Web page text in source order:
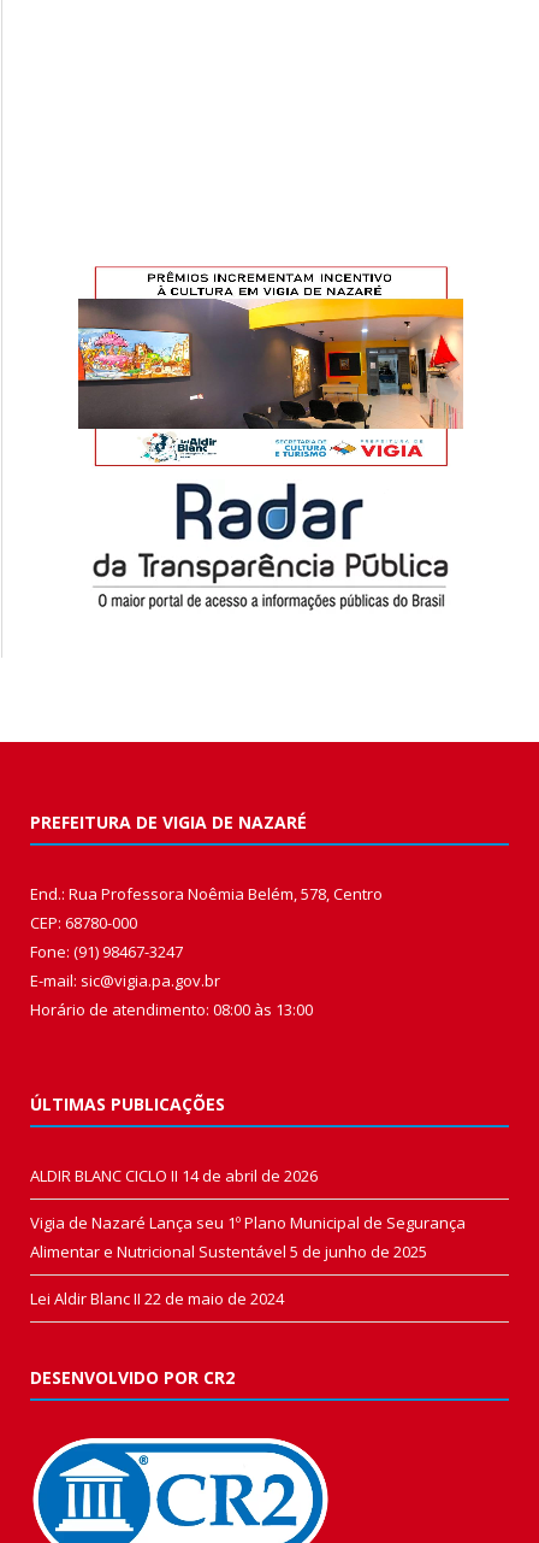
PREFEITURA DE VIGIA DE NAZARÉ
End.: Rua Professora Noêmia Belém, 578, Centro
CEP: 68780-000
Fone: (91) 98467-3247
E-mail: sic@vigia.pa.gov.br
Horário de atendimento: 08:00 às 13:00
ÚLTIMAS PUBLICAÇÕES
ALDIR BLANC CICLO II 14 de abril de 2026
Vigia de Nazaré Lança seu 1º Plano Municipal de Segurança
Alimentar e Nutricional Sustentável 5 de junho de 2025
Lei Aldir Blanc II 22 de maio de 2024
DESENVOLVIDO POR CR2